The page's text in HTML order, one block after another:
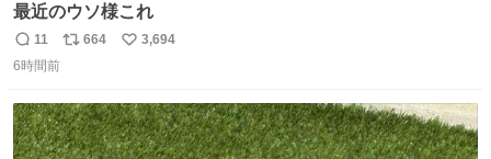
最近のウソ様これ
返
信
11
リ
ト
数
664
い
数
3,694
6時間前